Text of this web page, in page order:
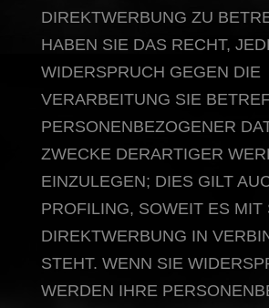
DIREKTWERBUNG ZU
HABEN SIE DAS RECHT,
WIDERSPRUCH GEGEN DIE
VERARBEITUNG SIE
PERSONENBEZOGENER
ZWECKE DERARTIGER
EINZULEGEN; DIES GILT
PROFILING, SOWEIT ES MIT
DIREKTWERBUNG IN
STEHT. WENN SIE
WERDEN IHRE